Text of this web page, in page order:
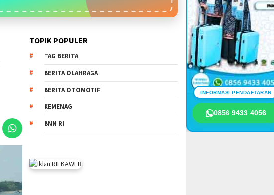
INFORMASI PENDAFTARAN
0856 9433 4056
TOPIK POPULER
TAG BERITA
BERITA OLAHRAGA
BERITA OTOMOTIF
KEMENAG
BNN RI